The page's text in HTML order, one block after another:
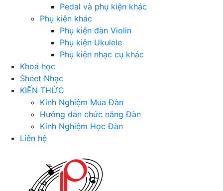
Pedal và phụ kiện khác
Phụ kiện khác
Phụ kiện đàn Violin
Phụ kiện Ukulele
Phụ kiện nhạc cụ khác
Khoá học
Sheet Nhạc
KIẾN THỨC
Kinh Nghiệm Mua Đàn
Hướng dẫn chức năng Đàn
Kinh Nghiệm Học Đàn
Liên hệ